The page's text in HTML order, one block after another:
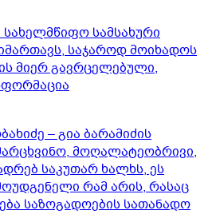
სამსახური
საჯაროდ მოიხადოს
მიერ გავრცელებული,
– გია ბარამიძის
მოღალატეობრივი,
საკუთარ ხალხს, ეს
რამ არის, რასაც
საზოგადოების სათანადო